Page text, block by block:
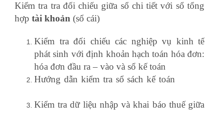
Kiểm tra tra đối chiếu giữa sổ chi tiết với sổ tổng
hợp tài khoản (sổ cái)
Kiểm tra đối chiếu các nghiệp vụ kinh tế
phát sinh với định khoản hạch toán hóa đơn:
hóa đơn đầu ra – vào và sổ kế toán
Hướng dẫn kiểm tra sổ sách kế toán
Kiểm tra dữ liệu nhập và khai báo thuế giữa